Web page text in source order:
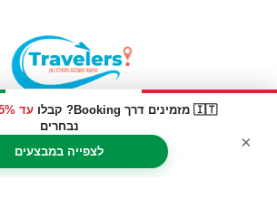
🇮🇹 מזמינים דרך Booking? קבלו עד 15% הנחה
נבחרים
לצפייה במבצעים
×
האתר הינו אתר המלצות מטיילים © כל
TRAVELERS.CO.IL